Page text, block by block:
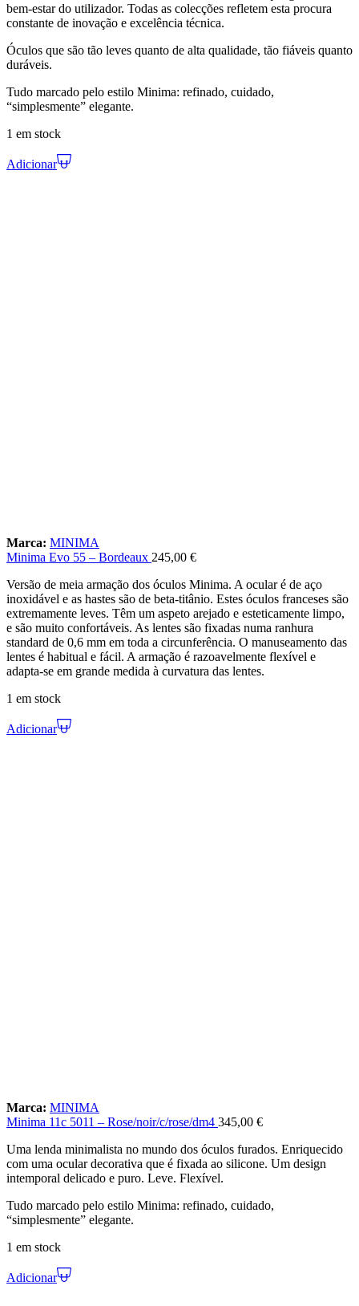
bem-estar do utilizador. Todas as colecções refletem esta procura
constante de inovação e excelência técnica.
Óculos que são tão leves quanto de alta qualidade, tão fiáveis quanto
duráveis.
Tudo marcado pelo estilo Minima: refinado, cuidado,
“simplesmente” elegante.
1 em stock
Adicionar
Marca: MINIMA
Minima Evo 55 – Bordeaux 245,00 €
Versão de meia armação dos óculos Minima. A ocular é de aço
inoxidável e as hastes são de beta-titânio. Estes óculos franceses são
extremamente leves. Têm um aspeto arejado e esteticamente limpo,
e são muito confortáveis. As lentes são fixadas numa ranhura
standard de 0,6 mm em toda a circunferência. O manuseamento das
lentes é habitual e fácil. A armação é razoavelmente flexível e
adapta-se em grande medida à curvatura das lentes.
1 em stock
Adicionar
Marca: MINIMA
Minima 11c 5011 – Rose/noir/c/rose/dm4 345,00 €
Uma lenda minimalista no mundo dos óculos furados. Enriquecido
com uma ocular decorativa que é fixada ao silicone. Um design
intemporal delicado e puro. Leve. Flexível.
Tudo marcado pelo estilo Minima: refinado, cuidado,
“simplesmente” elegante.
1 em stock
Adicionar